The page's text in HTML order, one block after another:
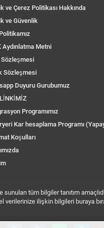
ve Çerez Politikası Hakkında
ve Güvenlik
Aydınlatma Metni
Sözleşmesi
Sözleşmesi
Duyuru Gurubumuz
Programımız
Kar hesaplama Programı
Koşulları
sunulan tüm bilgiler tanıtım
verilerinize ilişkin bilgileri buraya